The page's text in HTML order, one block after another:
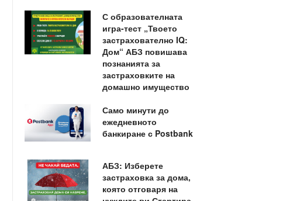
С образователната
игра-тест „Твоето
застрахователно IQ:
Дом“ АБЗ повишава
познанията за
застраховките на
домашно имущество
Само минути до
ежедневното
банкиране с Postbank
АБЗ: Изберете
застраховка за дома,
която отговаря на